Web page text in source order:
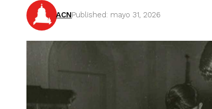
ACNPublished: mayo 31, 2026